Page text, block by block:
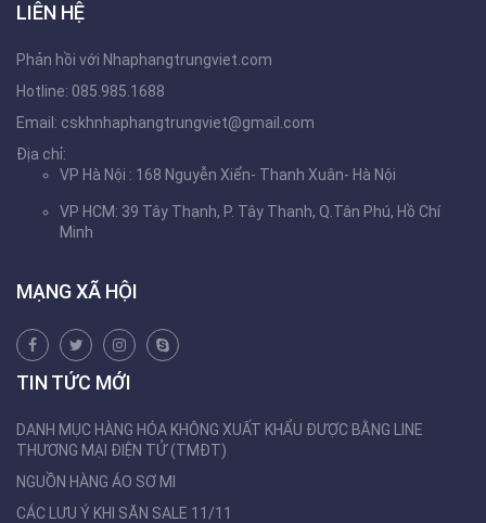
LIÊN HỆ
Phản hồi với Nhaphangtrungviet.com
Hotline: 085.985.1688
Email: cskhnhaphangtrungviet@gmail.com
Địa chỉ:
VP Hà Nội : 168 Nguyễn Xiển- Thanh Xuân- Hà Nội
VP HCM: 39 Tây Thạnh, P. Tây Thanh, Q.Tân Phú, Hồ Chí
Minh
MẠNG XÃ HỘI
TIN TỨC MỚI
DANH MỤC HÀNG HÓA KHÔNG XUẤT KHẨU ĐƯỢC BẰNG LINE
THƯƠNG MẠI ĐIỆN TỬ (TMĐT)
NGUỒN HÀNG ÁO SƠ MI
CÁC LƯU Ý KHI SĂN SALE 11/11